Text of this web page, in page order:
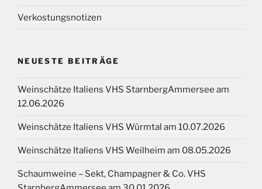
Verkostungsnotizen
NEUESTE BEITRÄGE
Weinschätze Italiens VHS StarnbergAmmersee am
12.06.2026
Weinschätze Italiens VHS Würmtal am 10.07.2026
Weinschätze Italiens VHS Weilheim am 08.05.2026
Schaumweine – Sekt, Champagner & Co. VHS